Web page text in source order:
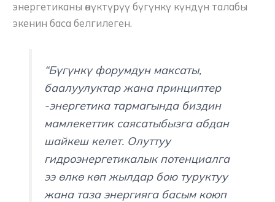
энергетиканы өнүктүрүү бүгүнкү күндүн талабы
экенин баса белгилеген.
“Бүгүнкү форумдун максаты,
баалуулуктар жана принциптер
-энергетика тармагында биздин
мамлекеттик саясатыбызга абдан
шайкеш келет. Олуттуу
гидроэнергетикалык потенциалга
ээ өлкө көп жылдар бою туруктуу
жана таза энергияга басым коюп